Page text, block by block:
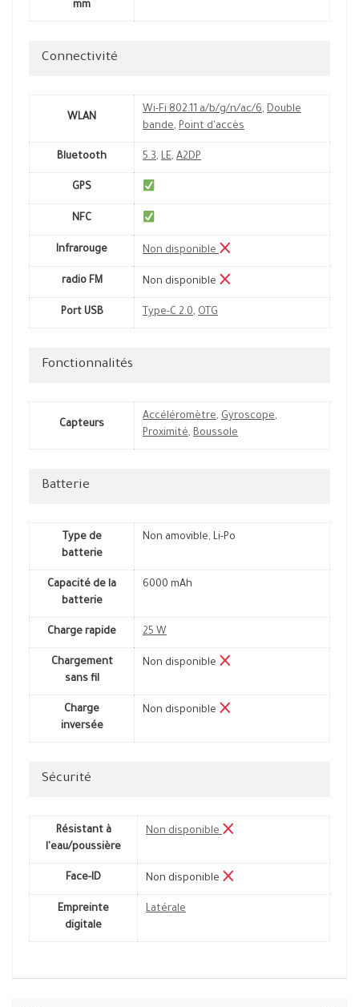
mm
Connectivité
WLAN
Wi-Fi 802.11 a/b/g/n/ac/6, Double
bande, Point d'accès
Bluetooth 5.3, LE, A2DP
GPS
NFC
Infrarouge Non disponible
radio FM Non disponible
Port USB Type-C 2.0, OTG
Fonctionnalités
Capteurs
Accéléromètre, Gyroscope,
Proximité, Boussole
Batterie
Type de
batterie
Non amovible, Li-Po
Capacité de la
batterie
6000 mAh
Charge rapide 25 W
Chargement
sans fil
Non disponible
Charge
inversée
Non disponible
Sécurité
Résistant à
l'eau/poussière
Non disponible
Face-ID Non disponible
Empreinte
digitale
Latérale